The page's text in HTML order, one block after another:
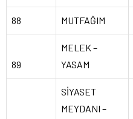
88 MUTFAĞIM
89
MELEK –
YASAM
SİYASET
MEYDANI –